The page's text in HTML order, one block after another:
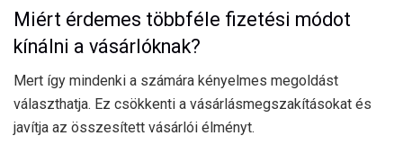
Miért érdemes többféle fizetési módot
kínálni a vásárlóknak?
Mert így mindenki a számára kényelmes megoldást
választhatja. Ez csökkenti a vásárlásmegszakításokat és
javítja az összesített vásárlói élményt.